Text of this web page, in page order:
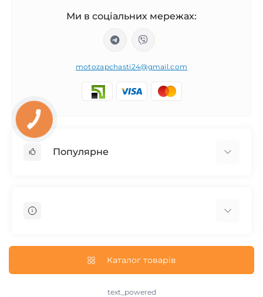
Ми в соціальних мережах:
motozapchasti24@gmail.com
Популярне
Запчасти на мотоцикл Ява
Запчасти на мотоцикл Восход
Запчасти на Дельту / Delta
Доставка и Оплата
Пользовательское соглашение
Каталог товарів
text_powered